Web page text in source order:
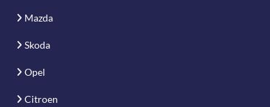
Mazda
Skoda
Opel
Citroen